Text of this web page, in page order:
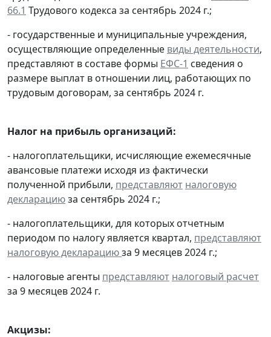
66.1 Трудового кодекса за сентябрь 2024 г.;
- государственные и муниципальные учреждения,
осуществляющие определенные виды деятельности,
представляют в составе формы ЕФС-1 сведения о
размере выплат в отношении лиц, работающих по
трудовым договорам, за сентябрь 2024 г.
Налог на прибыль организаций:
- налогоплательщики, исчисляющие ежемесячные
авансовые платежи исходя из фактически
полученной прибыли, представляют налоговую
декларациюза сентябрь 2024 г.;
- налогоплательщики, для которых отчетным
периодом по налогу является квартал, представляют
налоговую декларациюза 9 месяцев 2024 г.;
- налоговые агенты представляют налоговый расчет
за 9 месяцев 2024 г.
Акцизы: